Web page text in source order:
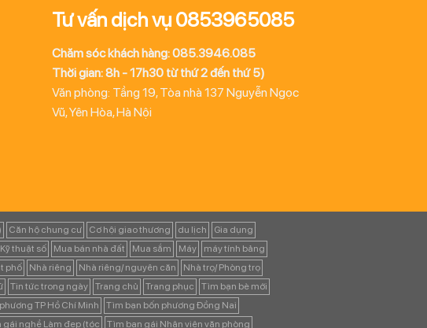
Tư vấn dịch vụ 0853965085
Chăm sóc khách hàng: 085.3946.085
Thời gian: 8h - 17h30 từ thứ 2 đến thứ 5)
Văn phòng: Tầng 19, Tòa nhà 137 Nguyễn Ngọc
Vũ, Yên Hòa, Hà Nội
Căn hộ chung cư Cơ hội giao thương du lịch
Gia dụng
Kỹ thuật số Mua bán nhà đất Mua sắm Máy
máy tính bảng
phố Nhà riêng Nhà riêng/ nguyên căn
Nhà trọ/ Phòng trọ
Tin tức trong ngày Trang chủ Trang phục
Tìm bạn bè mới
TP Hồ Chí Minh
Tìm bạn bốn phương Đồng Nai
gái nghề Làm đẹp (tóc Tìm bạn gái Nhân viên văn phòng